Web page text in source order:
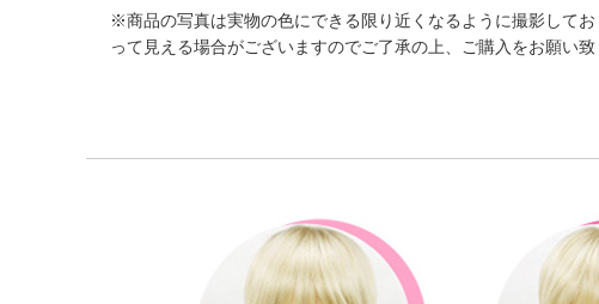
※商品の写真は実物の色にできる限り近くなるように撮影して
って見える場合がございますのでご了承の上、ご購入をお願い致